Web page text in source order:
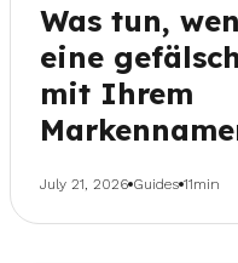
Was tun,
eine
mit Ihrem
July 21, 2026 Guides 11min